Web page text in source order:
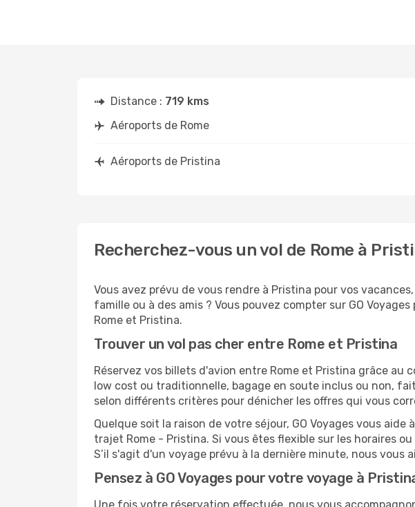
Distance : 719 kms
Aéroports de Rome
Aéroports de Pristina
Recherchez-vous un vol de Rome à
Vous avez prévu de vous rendre à Pristina pour vos
famille ou à des amis ? Vous pouvez compter sur GO
Rome et Pristina.
Trouver un vol pas cher entre Rome et Pristina
Réservez vos billets d'avion entre Rome et Pristina grâce au
low cost ou traditionnelle, bagage en soute inclus ou non,
selon différents critères pour dénicher les offres qui vous
Quelque soit la raison de votre séjour, GO Voyages vous
trajet Rome - Pristina. Si vous êtes flexible sur les horaires
S’il s'agit d'un voyage prévu à la dernière minute, nous vous
Pensez à GO Voyages pour votre voyage à